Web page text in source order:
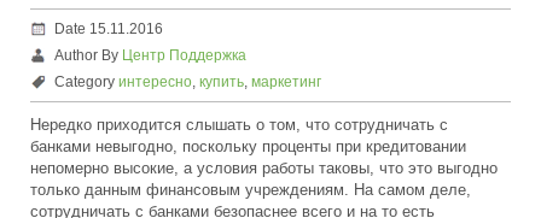
Date 15.11.2016
Author By Центр Поддержка
Category интересно купить маркетинг
Нередко приходится слышать о том, что сотрудничать с
банками невыгодно, поскольку проценты при кредитовании
непомерно высокие, а условия работы таковы, что это выгодно
только данным финансовым учреждениям. На самом деле,
сотрудничать с банками безопаснее всего и на то есть